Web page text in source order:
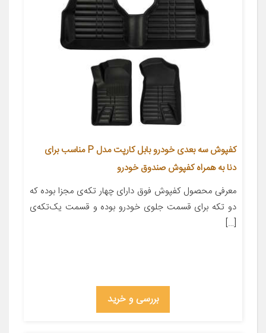
کفپوش سه بعدی خودرو بابل کارپت مدل P مناسب برای
دنا به همراه کفپوش صندوق خودرو
معرفی محصول کفپوش فوق دارای چهار تکه‌ی مجزا بوده که
دو تکه برای قسمت جلوی خودرو بوده و قسمت یک‌تکه‌ی
[…]
بررسی و خرید